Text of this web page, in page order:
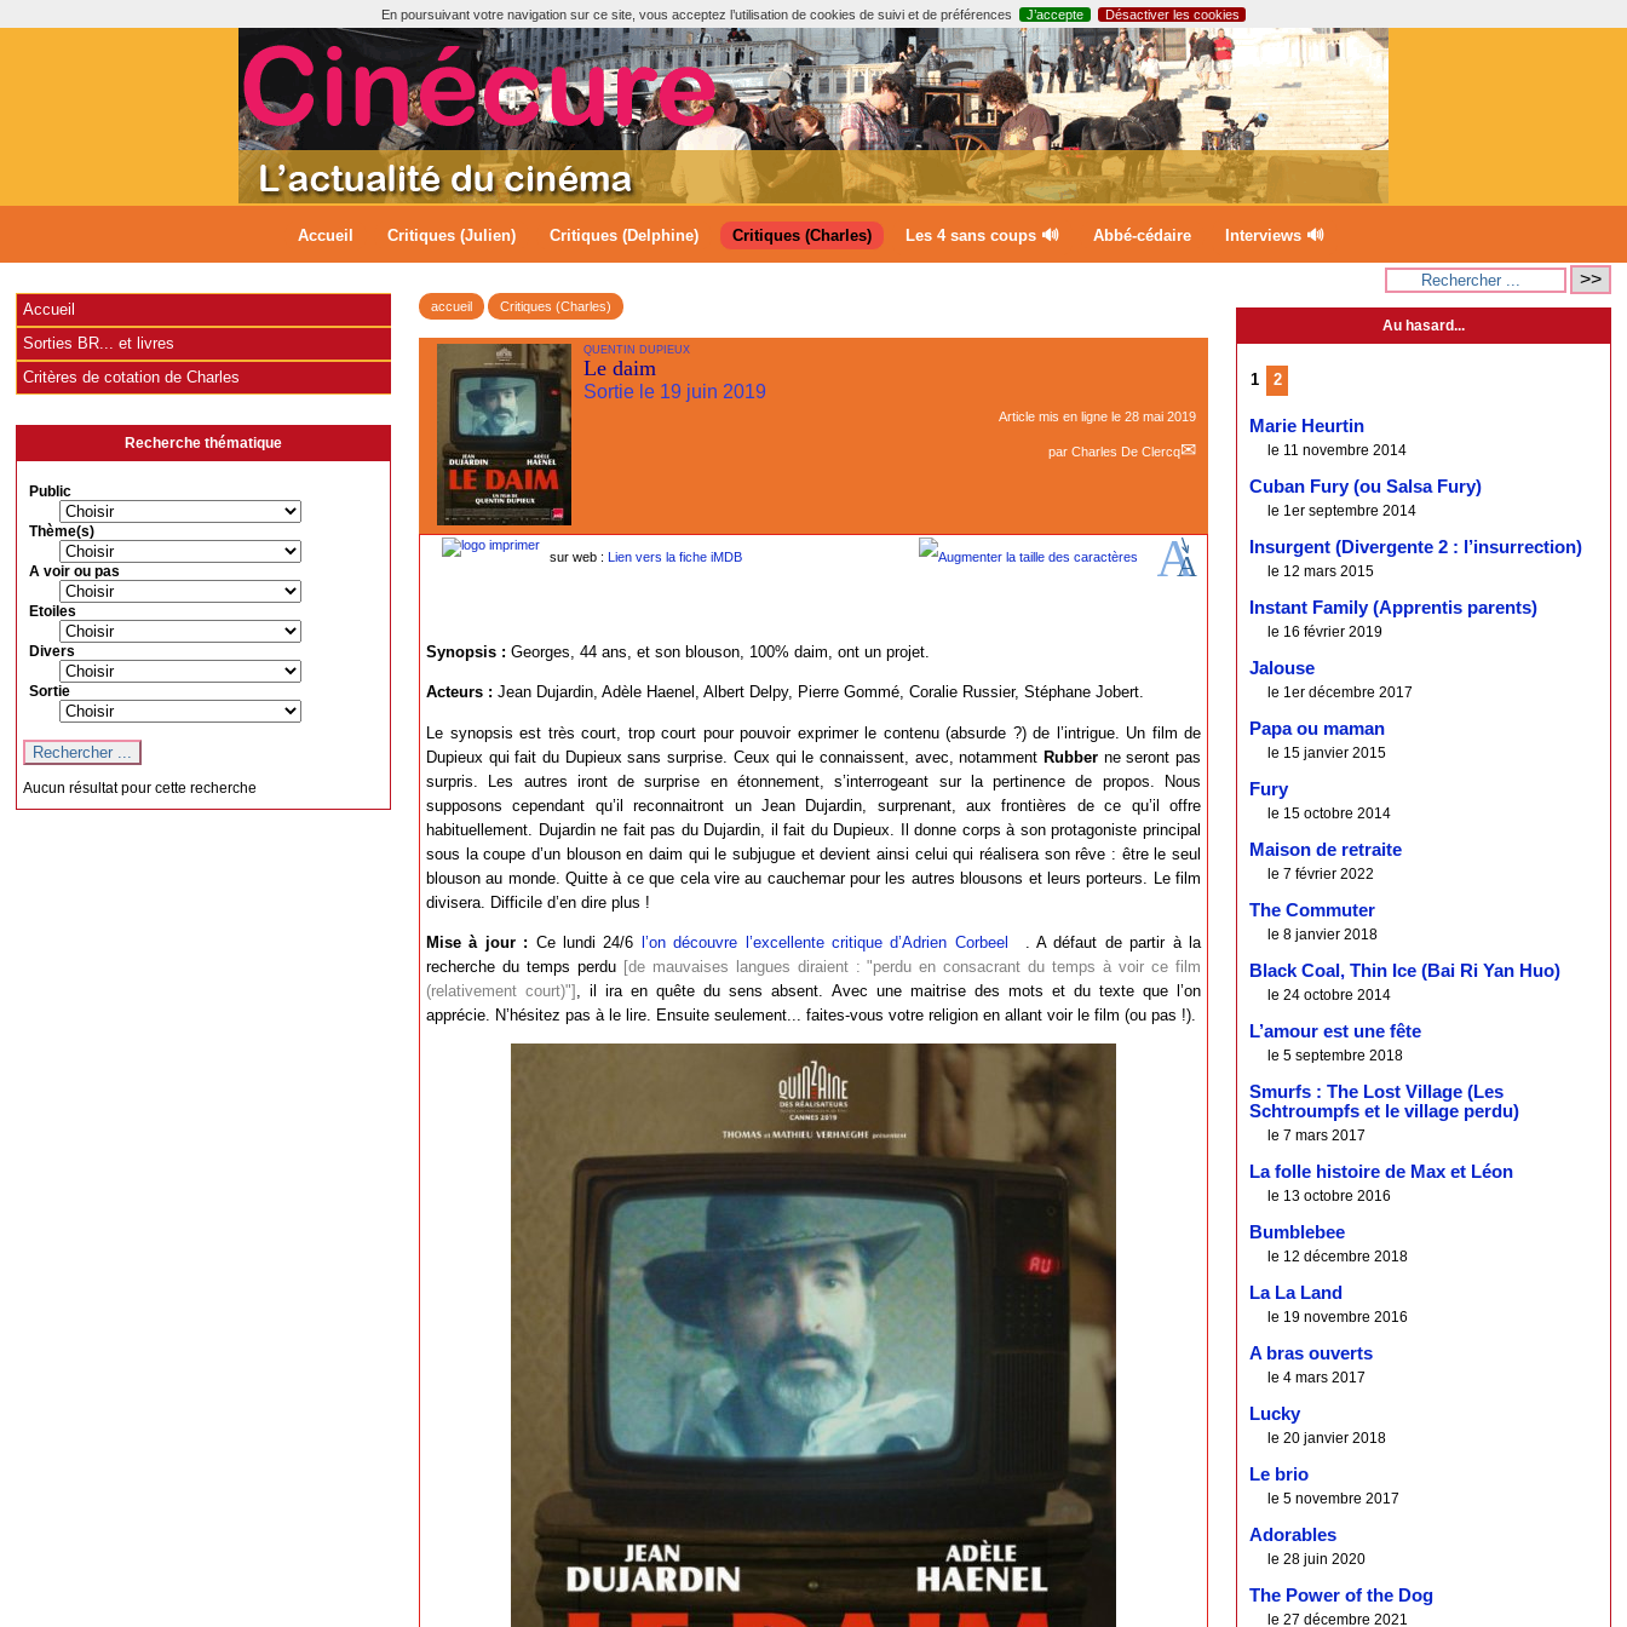
En poursuivant votre navigation sur ce site, vous acceptez l’utilisation de cookies de suivi et de préférences J’accepte Désactiver les cookies
Accueil Critiques (Julien) Critiques (Delphine) Critiques (Charles) Les 4 sans coups 🔊 Abbé-cédaire Interviews 🔊
accueil Critiques (Charles)
QUENTIN DUPIEUX
Le daim
Sortie le 19 juin 2019
Article mis en ligne le 28 mai 2019
par Charles De Clercq
sur web : Lien vers la fiche iMDB
Synopsis : Georges, 44 ans, et son blouson, 100% daim, ont un projet.
Acteurs : Jean Dujardin, Adèle Haenel, Albert Delpy, Pierre Gommé, Coralie Russier, Stéphane Jobert.
Le synopsis est très court, trop court pour pouvoir exprimer le contenu (absurde ?) de l’intrigue. Un film de
Dupieux qui fait du Dupieux sans surprise. Ceux qui le connaissent, avec, notamment Rubberne seront pas
surpris. Les autres iront de surprise en étonnement, s’interrogeant sur la pertinence de propos. Nous
supposons cependant qu’il reconnaitront un Jean Dujardin, surprenant, aux frontières de ce qu’il offre
habituellement. Dujardin ne fait pas du Dujardin, il fait du Dupieux. Il donne corps à son protagoniste principal
sous la coupe d’un blouson en daim qui le subjugue et devient ainsi celui qui réalisera son rêve : être le seul
blouson au monde. Quitte à ce que cela vire au cauchemar pour les autres blousons et leurs porteurs. Le film
divisera. Difficile d’en dire plus !
Mise à jour : Ce lundi 24/6 l’on découvre l’excellente critique d’Adrien Corbeel
. A défaut de partir à la
recherche du temps perdu [de mauvaises langues diraient : "perdu en consacrant du temps à voir ce film
(relativement court)"]
, il ira en quête du sens absent. Avec une maitrise des mots et du texte que l’on
apprécie. N’hésitez pas à le lire. Ensuite seulement... faites-vous votre religion en allant voir le film (ou pas !).
Accueil
Sorties BR... et livres
Critères de cotation de Charles
Recherche thématique
Public
Thème(s)
A voir ou pas
Etoiles
Divers
Sortie
Aucun résultat pour cette recherche
Au hasard...
1 2
Marie Heurtin
le 11 novembre 2014
Cuban Fury (ou Salsa Fury)
le 1er septembre 2014
Insurgent (Divergente 2 : l’insurrection)
le 12 mars 2015
Instant Family (Apprentis parents)
le 16 février 2019
Jalouse
le 1er décembre 2017
Papa ou maman
le 15 janvier 2015
Fury
le 15 octobre 2014
Maison de retraite
le 7 février 2022
The Commuter
le 8 janvier 2018
Black Coal, Thin Ice (Bai Ri Yan Huo)
le 24 octobre 2014
L’amour est une fête
le 5 septembre 2018
Smurfs : The Lost Village (Les
Schtroumpfs et le village perdu)
le 7 mars 2017
La folle histoire de Max et Léon
le 13 octobre 2016
Bumblebee
le 12 décembre 2018
La La Land
le 19 novembre 2016
A bras ouverts
le 4 mars 2017
Lucky
le 20 janvier 2018
Le brio
le 5 novembre 2017
Adorables
le 28 juin 2020
The Power of the Dog
le 27 décembre 2021